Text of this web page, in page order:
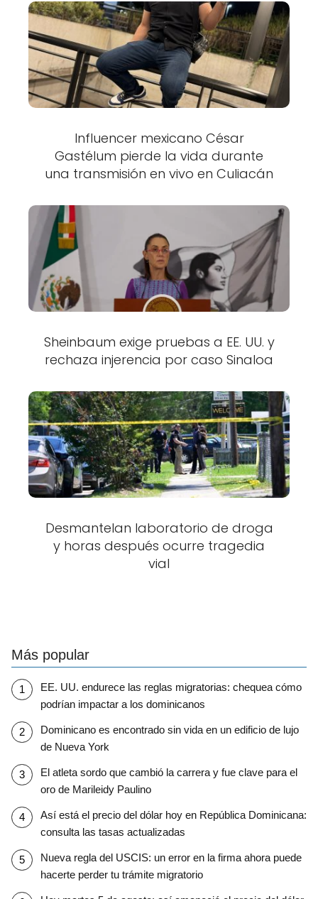
Influencer mexicano César
Gastélum pierde la vida durante
una transmisión en vivo en Culiacán
Sheinbaum exige pruebas a EE. UU. y
rechaza injerencia por caso Sinaloa
Desmantelan laboratorio de droga
y horas después ocurre tragedia
vial
Más popular
EE. UU. endurece las reglas migratorias: chequea cómo
podrían impactar a los dominicanos
Dominicano es encontrado sin vida en un edificio de lujo
de Nueva York
El atleta sordo que cambió la carrera y fue clave para el
oro de Marileidy Paulino
Así está el precio del dólar hoy en República Dominicana:
consulta las tasas actualizadas
Nueva regla del USCIS: un error en la firma ahora puede
hacerte perder tu trámite migratorio